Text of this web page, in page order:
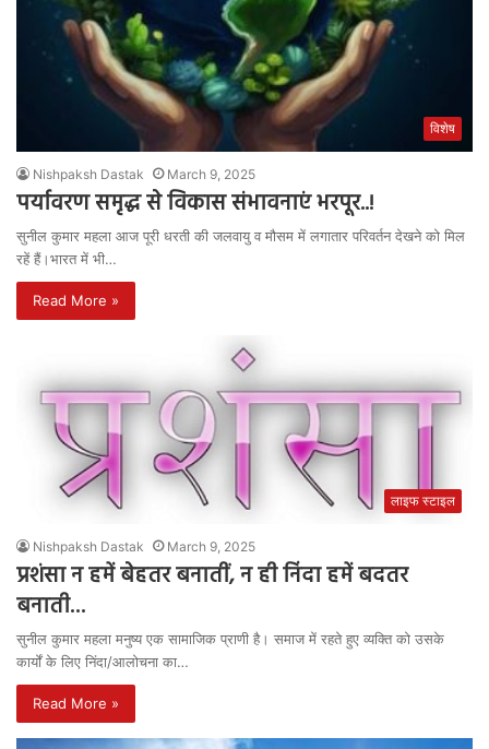
विशेष
Nishpaksh Dastak March 9, 2025
पर्यावरण समृद्ध से विकास संभावनाएं भरपूर..!
सुनील कुमार महला आज पूरी धरती की जलवायु व मौसम में लगातार परिवर्तन देखने को मिल
रहें हैं।भारत में भी…
Read More »
लाइफ स्टाइल
Nishpaksh Dastak March 9, 2025
प्रशंसा न हमें बेहतर बनातीं, न ही निंदा हमें बदतर
बनाती…
सुनील कुमार महला मनुष्य एक सामाजिक प्राणी है। समाज में रहते हुए व्यक्ति को उसके
कार्यों के लिए निंदा/आलोचना का…
Read More »